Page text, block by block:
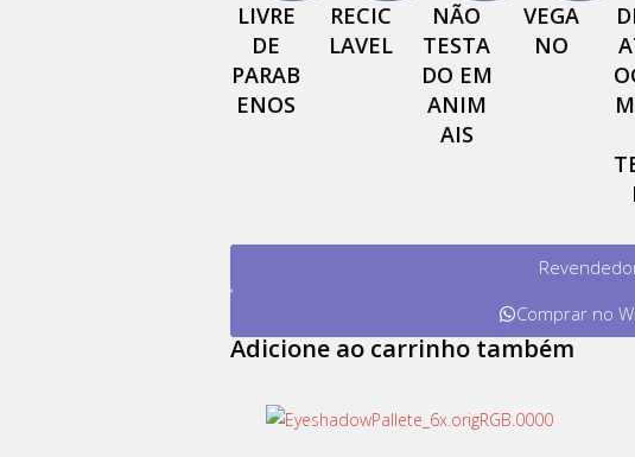
LIVRE
DE
PARAB
ENOS
RECIC
LAVEL
NÃO
TESTA
DO EM
ANIM
AIS
VEGA
NO
Comprar no
Adicione ao carrinho também